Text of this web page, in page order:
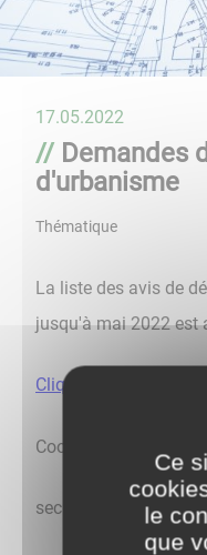
17.05.2022
Demandes
d'urbanisme
Thématique
La liste des avis de
jusqu'à mai 2022 est
Cliquer ici afin de la
Coordonnées du
Ce
le
que